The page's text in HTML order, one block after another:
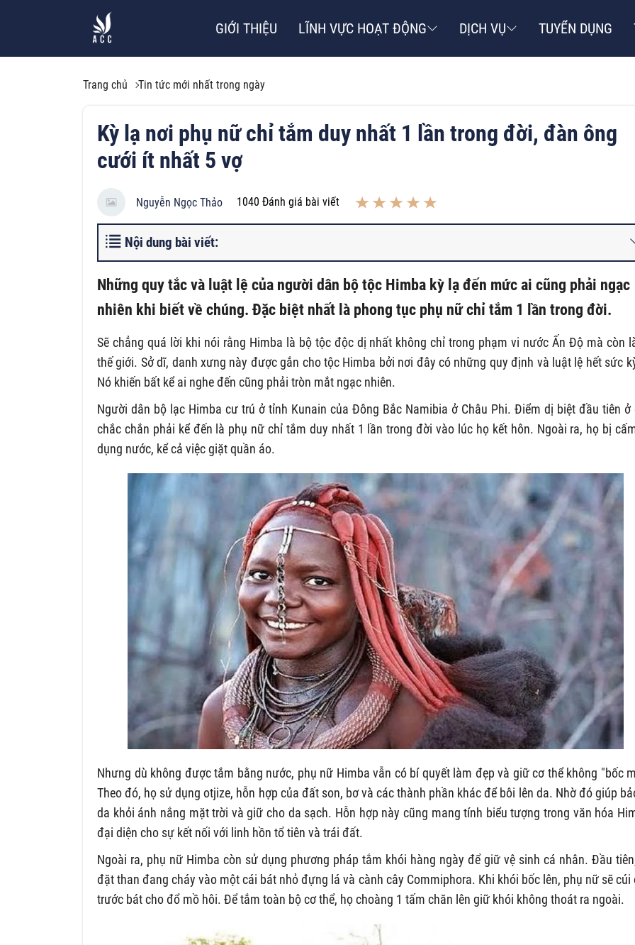
GIỚI THIỆU LĨNH VỰC HOẠT ĐỘNG DỊCH VỤ TUYỂN DỤNG
Trang chủ Tin tức mới nhất trong ngày
Kỳ lạ nơi phụ nữ chỉ tắm duy nhất 1 lần trong đời, đàn ông
cưới ít nhất 5 vợ
Nguyễn Ngọc Thảo 1040 Đánh giá bài viết
Nội dung bài viết:
Những quy tắc và luật lệ của người dân bộ tộc Himba kỳ lạ đến mức ai cũng phải ngạc
nhiên khi biết về chúng. Đặc biệt nhất là phong tục phụ nữ chỉ tắm 1 lần trong đời.
Sẽ chẳng quá lời khi nói rằng Himba là bộ tộc độc dị nhất không chỉ trong phạm vi nước Ấn Độ mà còn
thế giới. Sở dĩ, danh xưng này được gắn cho tộc Himba bởi nơi đây có những quy định và luật lệ hết sức
Nó khiến bất kể ai nghe đến cũng phải tròn mắt ngạc nhiên.
Người dân bộ lạc Himba cư trú ở tỉnh Kunain của Đông Bắc Namibia ở Châu Phi. Điểm dị biệt đầu tiên ở
chắc chắn phải kể đến là phụ nữ chỉ tắm duy nhất 1 lần trong đời vào lúc họ kết hôn. Ngoài ra, họ bị
dụng nước, kể cả việc giặt quần áo.
Nhưng dù không được tắm bằng nước, phụ nữ Himba vẫn có bí quyết làm đẹp và giữ cơ thể không "bốc
Theo đó, họ sử dụng otjize, hỗn hợp của đất son, bơ và các thành phần khác để bôi lên da. Nhờ đó giúp
da khỏi ánh nắng mặt trời và giữ cho da sạch. Hỗn hợp này cũng mang tính biểu tượng trong văn hóa
đại diện cho sự kết nối với linh hồn tổ tiên và trái đất.
Ngoài ra, phụ nữ Himba còn sử dụng phương pháp tắm khói hàng ngày để giữ vệ sinh cá nhân. Đầu
đặt than đang cháy vào một cái bát nhỏ đựng lá và cành cây Commiphora. Khi khói bốc lên, phụ nữ sẽ cúi
trước bát cho đổ mồ hôi. Để tắm toàn bộ cơ thể, họ choàng 1 tấm chăn lên giữ khói không thoát ra ngoài.